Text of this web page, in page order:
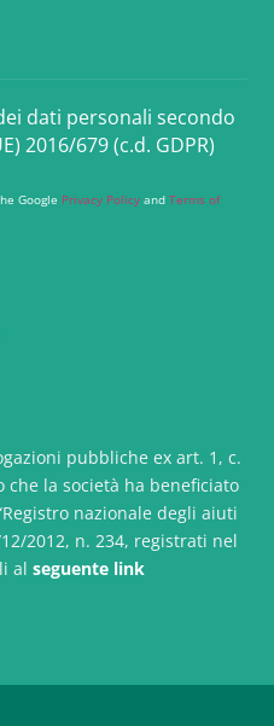
dati personali secondo
2016/679 (c.d. GDPR)
Google Privacy Policy and Terms of
pubbliche ex art. 1, c.
che la società ha beneficiato
nazionale degli aiuti
2012, n. 234, registrati nel
al seguente link